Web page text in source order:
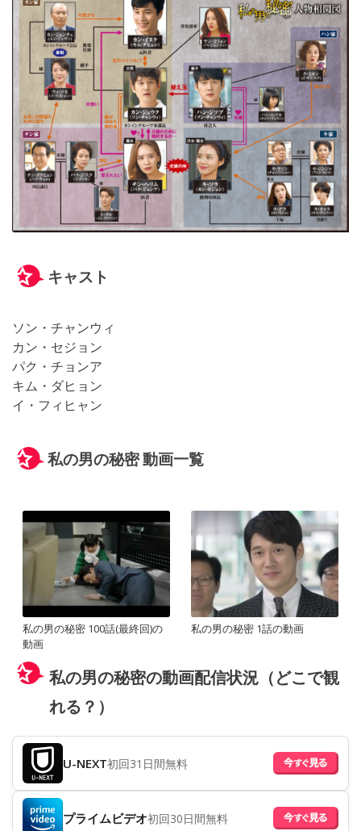
キャスト
ソン・チャンウィ
カン・セジョン
パク・チョンア
キム・ダヒョン
イ・フィヒャン
私の男の秘密 動画一覧
私の男の秘密 100話(最終回)の
動画
私の男の秘密 1話の動画
私の男の秘密の動画配信状況（どこで観
れる？）
U-NEXT初回31日間無料
プライムビデオ初回30日間無料